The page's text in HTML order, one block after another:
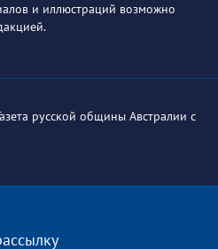
и иллюстраций возможно
русской общины Австралии с